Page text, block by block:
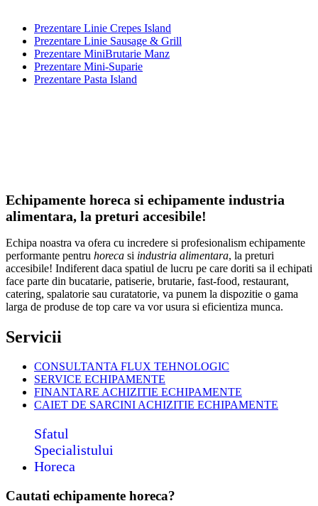
Prezentare Linie Crepes Island
Prezentare Linie Sausage & Grill
Prezentare MiniBrutarie Manz
Prezentare Mini-Suparie
Prezentare Pasta Island
Echipamente horeca si echipamente industria
alimentara, la preturi accesibile!
Echipa noastra va ofera cu incredere si profesionalism echipamente
performante pentru horeca si industria alimentara, la preturi
accesibile! Indiferent daca spatiul de lucru pe care doriti sa il echipati
face parte din bucatarie, patiserie, brutarie, fast-food, restaurant,
catering, spalatorie sau curatatorie, va punem la dispozitie o gama
larga de produse de top care va vor usura si eficientiza munca.
Servicii
CONSULTANTA FLUX TEHNOLOGIC
SERVICE ECHIPAMENTE
FINANTARE ACHIZITIE ECHIPAMENTE
CAIET DE SARCINI ACHIZITIE ECHIPAMENTE
Sfatul
Specialistului
Horeca
Cautati echipamente horeca?